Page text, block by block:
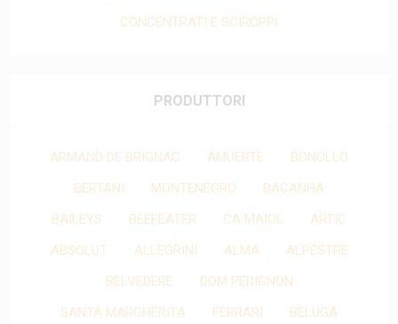
CONCENTRATI E SCIROPPI
PRODUTTORI
ARMAND DE BRIGNAC AMUERTE
BONOLLO
BERTANI
MONTENEGRO
BACANHA
BAILEYS
BEEFEATER CA MAIOL
ARTIC
ABSOLUT
ALLEGRINI ALMA
ALPESTRE
BELVEDERE
DOM PERIGNON
SANTA MARGHERITA
FERRARI
BELUGA